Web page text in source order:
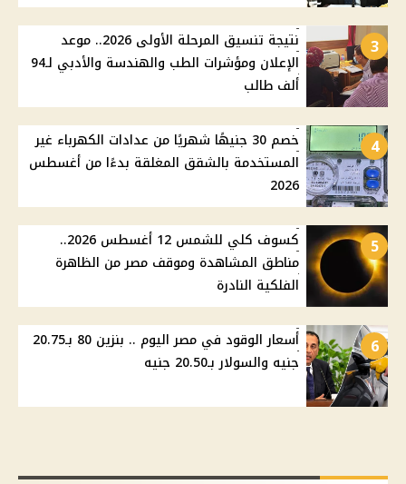
3
نتيجة تنسيق المرحلة الأولى 2026.. موعد
الإعلان ومؤشرات الطب والهندسة والأدبي لـ94
ألف طالب
4
خصم 30 جنيهًا شهريًا من عدادات الكهرباء غير
المستخدمة بالشقق المغلقة بدءًا من أغسطس
2026
5
كسوف كلي للشمس 12 أغسطس 2026..
مناطق المشاهدة وموقف مصر من الظاهرة
الفلكية النادرة
6
أسعار الوقود في مصر اليوم .. بنزين 80 بـ20.75
جنيه والسولار بـ20.50 جنيه